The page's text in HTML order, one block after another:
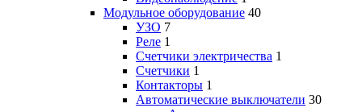
Модульное оборудование 40
УЗО 7
Реле 1
Счетчики электричества 1
Счетчики 1
Контакторы 1
Автоматические выключатели 30